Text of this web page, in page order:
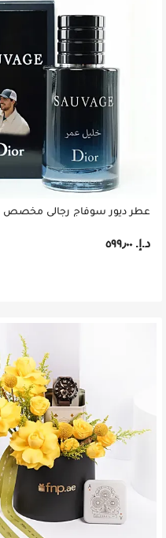
عطر ديور سوفاج رجالي مخصص
د.إ.‏ ٥٩٩٫٠٠